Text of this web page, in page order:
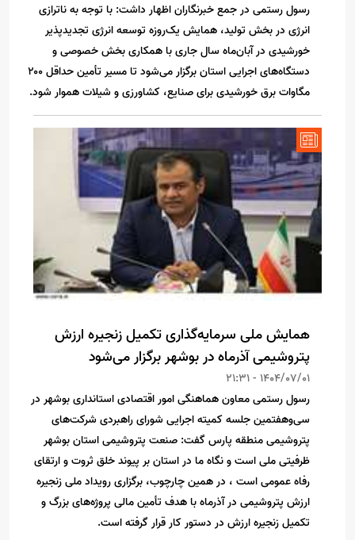
رسول رستمی در جمع خبرنگاران اظهار داشت: با توجه به ناترازی
انرژی در بخش تولید، همایش یک‌روزه توسعه انرژی تجدیدپذیر
خورشیدی در آبان‌ماه سال جاری با همکاری بخش خصوصی و
دستگاه‌های اجرایی استان برگزار می‌شود تا مسیر تأمین حداقل ۲۰۰
مگاوات برق خورشیدی برای صنایع، کشاورزی و شیلات هموار شود.
همایش ملی سرمایه‌گذاری تکمیل زنجیره ارزش
پتروشیمی آذرماه در بوشهر برگزار می‌شود
1404/07/01 - 21:31
رسول رستمی معاون هماهنگی امور اقتصادی استانداری بوشهر در
سی‌وهفتمین جلسه کمیته اجرایی شورای راهبردی شرکت‌های
پتروشیمی منطقه پارس گفت: صنعت پتروشیمی استان بوشهر
ظرفیتی ملی است و نگاه ما در استان بر پیوند خلق ثروت و ارتقای
رفاه عمومی است ، در همین چارچوب، برگزاری رویداد ملی زنجیره
ارزش پتروشیمی در آذرماه با هدف تأمین مالی پروژه‌های بزرگ و
تکمیل زنجیره ارزش در دستور کار قرار گرفته است.